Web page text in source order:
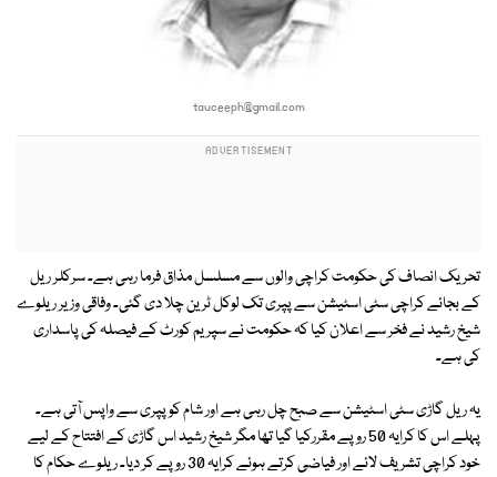
tauceeph@gmail.com
تحریک انصاف کی حکومت کراچی والوں سے مسلسل مذاق فرما رہی ہے۔ سرکلر ریل
کے بجائے کراچی سٹی اسٹیشن سے پپری تک لوکل ٹرین چلا دی گئی۔ وفاقی وزیر ریلوے
شیخ رشید نے فخر سے اعلان کیا کہ حکومت نے سپریم کورٹ کے فیصلہ کی پاسداری
کی ہے۔
یہ ریل گاڑی سٹی اسٹیشن سے صبح چل رہی ہے اور شام کو پپری سے واپس آتی ہے۔
پہلے اس کا کرایہ 50 روپے مقررکیا گیا تھا مگر شیخ رشید اس گاڑی کے افتتاح کے لیے
خود کراچی تشریف لائے اور فیاضی کرتے ہوئے کرایہ 30 روپے کر دیا۔ ریلوے حکام کا